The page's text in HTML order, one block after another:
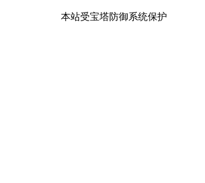
本站受宝塔防御系统保护